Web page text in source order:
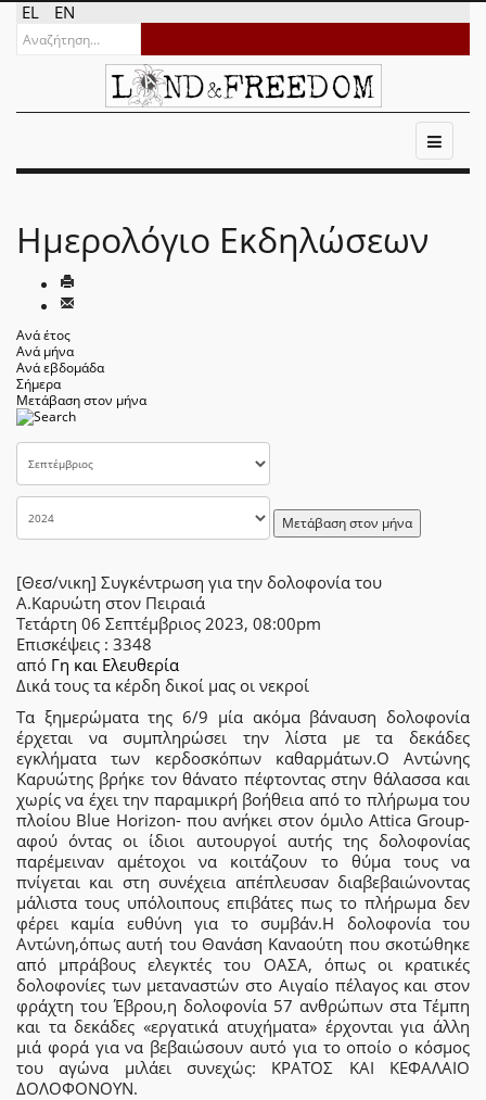
EL EN
Ημερολόγιο Εκδηλώσεων
Ανά έτος
Ανά μήνα
Ανά εβδομάδα
Σήμερα
Μετάβαση στον μήνα
Μετάβαση στον μήνα
[Θεσ/νικη] Συγκέντρωση για την δολοφονία του
Α.Καρυώτη στον Πειραιά
Τετάρτη 06 Σεπτέμβριος 2023, 08:00pm
Επισκέψεις : 3348
από Γη και Ελευθερία
Δικά τους τα κέρδη δικοί μας οι νεκροί
Τα ξημερώματα της 6/9 μία ακόμα βάναυση δολοφονία
έρχεται να συμπληρώσει την λίστα με τα δεκάδες
εγκλήματα των κερδοσκόπων καθαρμάτων.Ο Αντώνης
Καρυώτης βρήκε τον θάνατο πέφτοντας στην θάλασσα και
χωρίς να έχει την παραμικρή βοήθεια από το πλήρωμα του
πλοίου Blue Horizon- που ανήκει στον όμιλο Attica Group-
αφού όντας οι ίδιοι αυτουργοί αυτής της δολοφονίας
παρέμειναν αμέτοχοι να κοιτάζουν το θύμα τους να
πνίγεται και στη συνέχεια απέπλευσαν διαβεβαιώνοντας
μάλιστα τους υπόλοιπους επιβάτες πως το πλήρωμα δεν
φέρει καμία ευθύνη για το συμβάν.Η δολοφονία του
Αντώνη,όπως αυτή του Θανάση Καναούτη που σκοτώθηκε
από μπράβους ελεγκτές του ΟΑΣΑ, όπως οι κρατικές
δολοφονίες των μεταναστών στο Αιγαίο πέλαγος και στον
φράχτη του Έβρου,η δολοφονία 57 ανθρώπων στα Τέμπη
και τα δεκάδες «εργατικά ατυχήματα» έρχονται για άλλη
μιά φορά για να βεβαιώσουν αυτό για το οποίο ο κόσμος
του αγώνα μιλάει συνεχώς: ΚΡΑΤΟΣ ΚΑΙ ΚΕΦΑΛΑΙΟ
ΔΟΛΟΦΟΝΟΥΝ.